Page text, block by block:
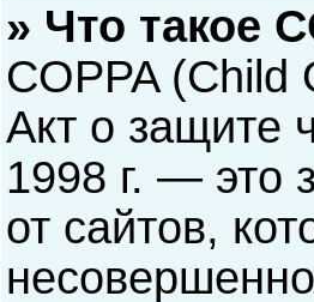
» Что такое
COPPA (Child
Акт о защите
1998 г. — это
от сайтов,